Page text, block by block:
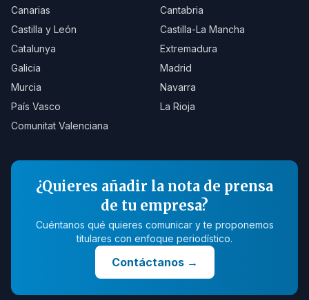
Canarias
Cantabria
Castilla y León
Castilla-La Mancha
Catalunya
Extremadura
Galicia
Madrid
Murcia
Navarra
País Vasco
La Rioja
Comunitat Valenciana
¿Quieres añadir la nota de prensa
de tu empresa?
Cuéntanos qué quieres comunicar y te proponemos
titulares con enfoque periodístico.
Contáctanos→